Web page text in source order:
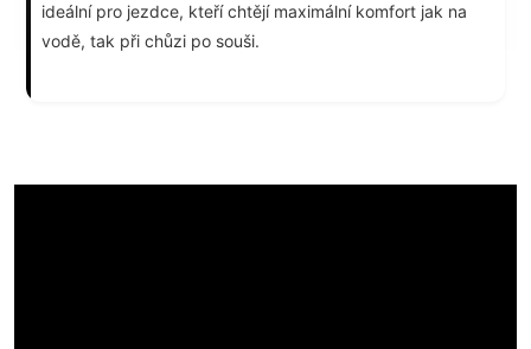
ideální pro jezdce, kteří chtějí maximální komfort jak na
vodě, tak při chůzi po souši.